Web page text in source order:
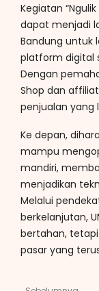
Kegiatan
dapat menjadi
Bandung untuk
platform digital
Dengan
Shop dan
penjualan yang
Ke depan,
mampu
mandiri,
menjadikan
Melalui
berkelanjutan,
bertahan,
pasar yang